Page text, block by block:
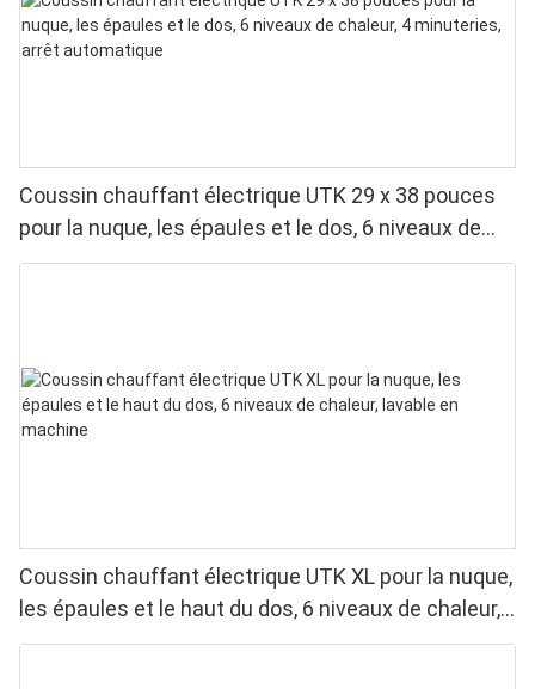
Coussin chauffant électrique UTK 29 x 38 pouces
pour la nuque, les épaules et le dos, 6 niveaux de
chaleur, 4 minuteries, arrêt automatique
Coussin chauffant électrique UTK XL pour la nuque,
les épaules et le haut du dos, 6 niveaux de chaleur,
lavable en machine